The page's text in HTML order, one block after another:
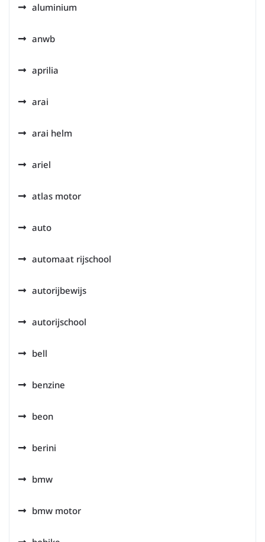
aluminium
anwb
aprilia
arai
arai helm
ariel
atlas motor
auto
automaat rijschool
autorijbewijs
autorijschool
bell
benzine
beon
berini
bmw
bmw motor